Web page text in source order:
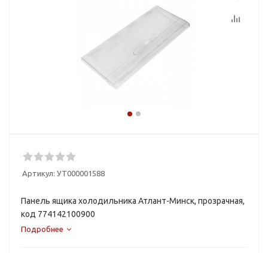
Артикул: УТ000001588
Панель ящика холодильника Атлант-Минск, прозрачная,
код 774142100900
Подробнее